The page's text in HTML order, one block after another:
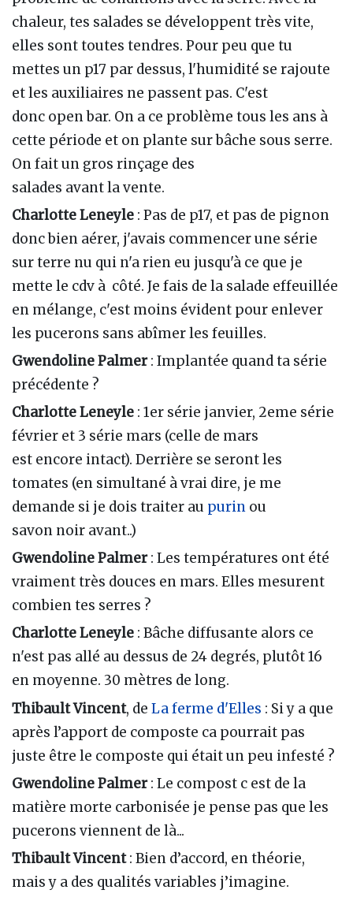
chaleur, tes salades se développent très vite,
elles sont toutes tendres. Pour peu que tu
mettes un p17 par dessus, l'humidité se rajoute
et les auxiliaires ne passent pas. C'est
donc open bar. On a ce problème tous les ans à
cette période et on plante sur bâche sous serre.
On fait un gros rinçage des
salades avant la vente.
Charlotte Leneyle : Pas de p17, et pas de pignon
donc bien aérer, j'avais commencer une série
sur terre nu qui n'a rien eu jusqu'à ce que je
mette le cdv à côté. Je fais de la salade effeuillée
en mélange, c'est moins évident pour enlever
les pucerons sans abîmer les feuilles.
Gwendoline Palmer: Implantée quand ta série
précédente ?
Charlotte Leneyle : 1er série janvier, 2eme série
février et 3 série mars (celle de mars
est encore intact). Derrière se seront les
tomates (en simultané à vrai dire, je me
demande si je dois traiter au purin ou
savon noir avant..)
Gwendoline Palmer: Les températures ont été
vraiment très douces en mars. Elles mesurent
combien tes serres ?
Charlotte Leneyle : Bâche diffusante alors ce
n'est pas allé au dessus de 24 degrés, plutôt 16
en moyenne. 30 mètres de long.
Thibault Vincent, de La ferme d'Elles : Si y a que
après l’apport de composte ca pourrait pas
juste être le composte qui était un peu infesté ?
Gwendoline Palmer: Le compost c est de la
matière morte carbonisée je pense pas que les
pucerons viennent de là...
Thibault Vincent: Bien d’accord, en théorie,
mais y a des qualités variables j’imagine.